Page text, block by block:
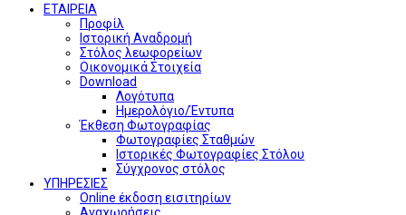
ΕΤΑΙΡΕΙΑ
Προφίλ
Ιστορική Αναδρομή
Στόλος λεωφορείων
Οικονομικά Στοιχεία
Download
Λογότυπα
Ημερολόγιο/Έντυπα
Έκθεση Φωτογραφίας
Φωτογραφίες Σταθμών
Ιστορικές Φωτογραφίες Στόλου
Σύγχρονος στόλος
ΥΠΗΡΕΣΙΕΣ
Online έκδοση εισιτηρίων
Αναχωρήσεις